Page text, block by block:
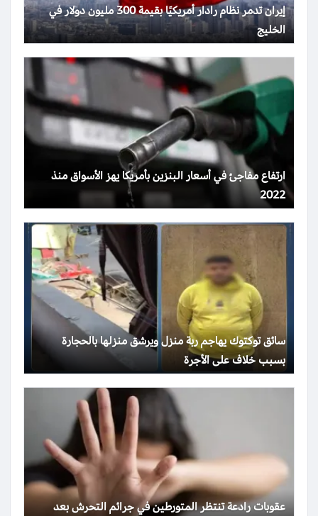
إيران تدمر نظام رادار أمريكيًا بقيمة 300 مليون دولار في
الخليج
ارتفاع مفاجئ في أسعار البنزين بأمريكا يهز الأسواق منذ
2022
سائق توكتوك يهاجم ربة منزل ويرشق منزلها بالحجارة
بسبب خلاف على الأجرة
عقوبات رادعة تنتظر المتورطين في جرائم التحرش بعد